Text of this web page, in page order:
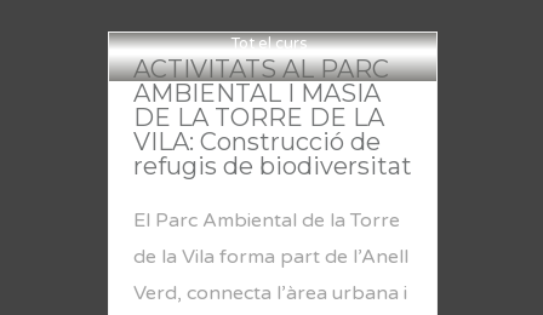
Tot el curs
ACTIVITATS AL PARC
AMBIENTAL I MASIA
DE LA TORRE DE LA
VILA: Construcció de
refugis de biodiversitat
El Parc Ambiental de la Torre
de la Vila forma part de l’Anell
Verd, connecta l’àrea urbana i